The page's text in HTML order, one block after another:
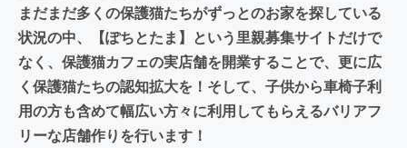
まだまだ多くの保護猫たちがずっとのお家を探している
状況の中、【ぽちとたま】という里親募集サイトだけで
なく、保護猫カフェの実店舗を開業することで、更に広
く保護猫たちの認知拡大を！そして、子供から車椅子利
用の方も含めて幅広い方々に利用してもらえるバリアフ
リーな店舗作りを行います！